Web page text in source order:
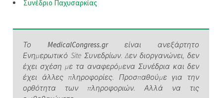
Συνέδριο Παχυσαρκίας
ΤοMedicalCongress.grείναι ανεξάρτητο
Ενημερωτικό Site Συνεδρίων. Δεν διοργανώνει, δεν
έχει σχέση με τα αναφερόμενα Συνέδρια και δεν
έχει άλλες πληροφορίες. Προσπαθούμε για την
ορθότητα των πληροφοριών. Αλλά να τις